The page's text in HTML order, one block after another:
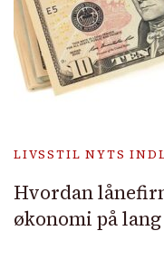
LIVSSTIL NYTS
Hvordan
økonomi på